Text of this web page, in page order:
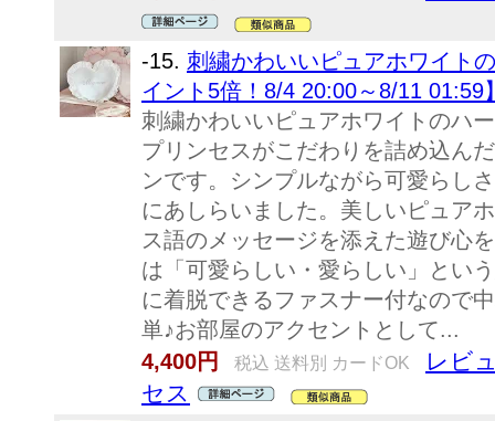
-15. 刺繍かわいいピュアホワイト
イント5倍！8/4 20:00～8/11 01:59
刺繍かわいいピュアホワイトのハ
プリンセスがこだわりを詰め込ん
ンです。シンプルながら可愛らし
にあしらいました。美しいピュア
ス語のメッセージを添えた遊び心
は「可愛らしい・愛らしい」とい
に着脱できるファスナー付なので
単♪お部屋のアクセントとして...
4,400円
税込 送料別 カードOK
レビ
セス